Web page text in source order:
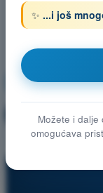
Teorija
🔒
✨ ...i još
Možete i dalje
omogućava